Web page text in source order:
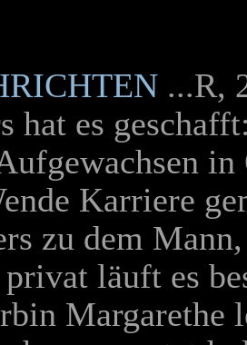
...R,
hat es
Karriere
zu dem
läuft es
Margarethe